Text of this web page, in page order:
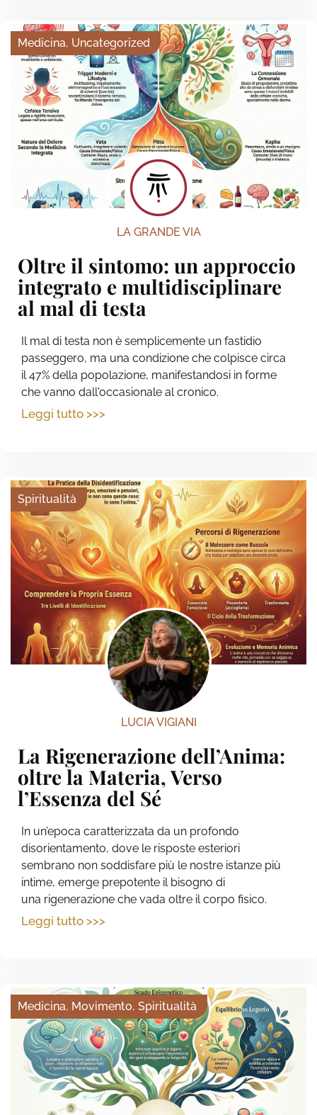
Medicina, Uncategorized
LA GRANDE VIA
Oltre il sintomo: un approccio
integrato e multidisciplinare
al mal di testa
Il mal di testa non è semplicemente un fastidio
passeggero, ma una condizione che colpisce circa
il 47% della popolazione, manifestandosi in forme
che vanno dall'occasionale al cronico.
Leggi tutto >>>
Spiritualità
LUCIA VIGIANI
La Rigenerazione dell’Anima:
oltre la Materia, Verso
l’Essenza del Sé
In un’epoca caratterizzata da un profondo
disorientamento, dove le risposte esteriori
sembrano non soddisfare più le nostre istanze più
intime, emerge prepotente il bisogno di
una rigenerazione che vada oltre il corpo fisico.
Leggi tutto >>>
Medicina, Movimento, Spiritualità